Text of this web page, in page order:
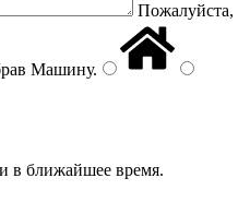
Пожалуйста,
Машину.
в ближайшее время.